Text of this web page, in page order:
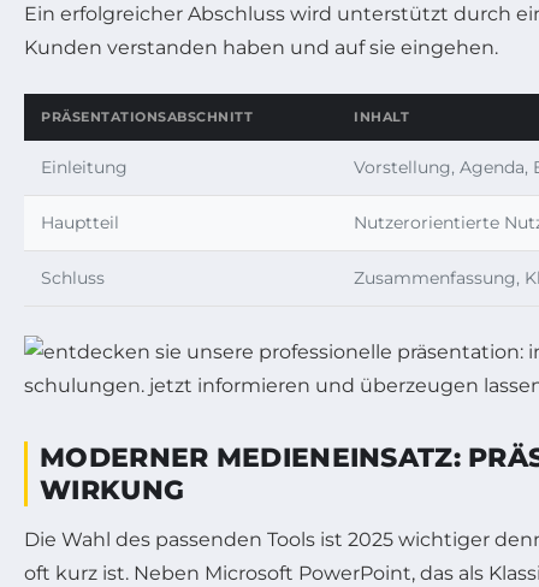
Ein erfolgreicher Abschluss wird unterstützt durch
Kunden verstanden haben und auf sie eingehen.
PRÄSENTATIONSABSCHNITT INHALT
Einleitung Vorstellung, Agenda,
Hauptteil Nutzerorientierte
Schluss Zusammenfassung,
MODERNER MEDIENEINSATZ:
WIRKUNG
Die Wahl des passenden Tools ist 2025 wichtiger
oft kurz ist. Neben Microsoft PowerPoint, das als